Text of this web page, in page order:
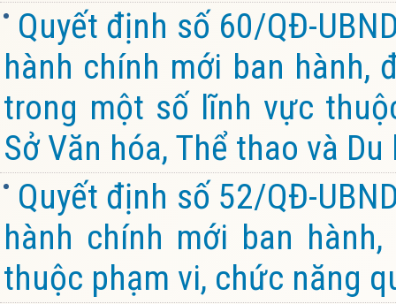
Quyết định số 60/QĐ-
hành chính mới ban hành,
trong một số lĩnh vực
Sở Văn hóa, Thể thao và
Quyết định số 52/QĐ-
hành chính mới ban
thuộc phạm vi, chức năng